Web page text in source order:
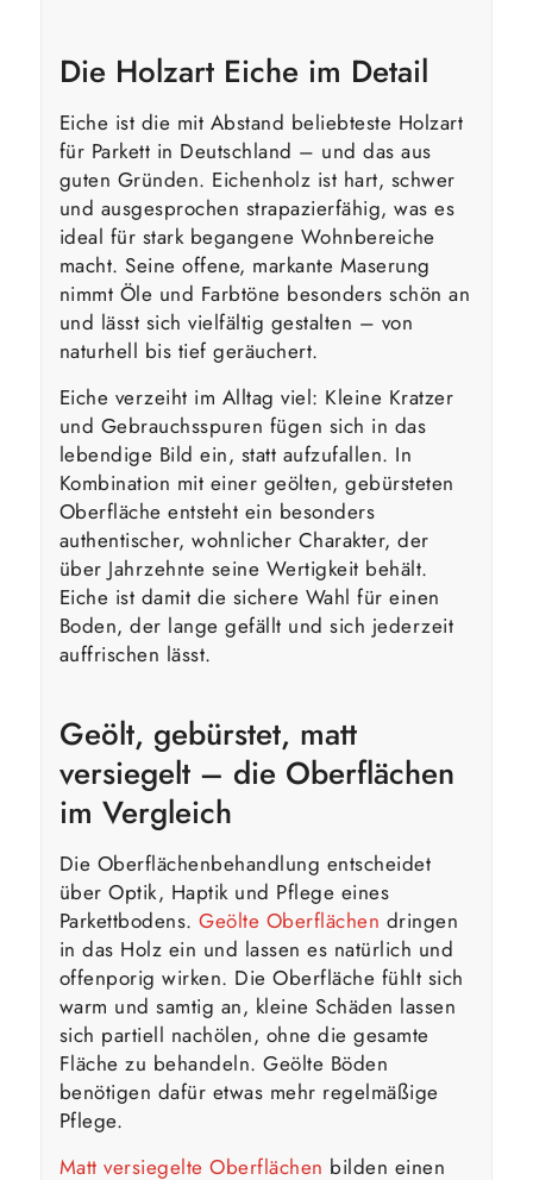
Die Holzart Eiche im Detail
Eiche ist die mit Abstand beliebteste Holzart
für Parkett in Deutschland – und das aus
guten Gründen. Eichenholz ist hart, schwer
und ausgesprochen strapazierfähig, was es
ideal für stark begangene Wohnbereiche
macht. Seine offene, markante Maserung
nimmt Öle und Farbtöne besonders schön an
und lässt sich vielfältig gestalten – von
naturhell bis tief geräuchert.
Eiche verzeiht im Alltag viel: Kleine Kratzer
und Gebrauchsspuren fügen sich in das
lebendige Bild ein, statt aufzufallen. In
Kombination mit einer geölten, gebürsteten
Oberfläche entsteht ein besonders
authentischer, wohnlicher Charakter, der
über Jahrzehnte seine Wertigkeit behält.
Eiche ist damit die sichere Wahl für einen
Boden, der lange gefällt und sich jederzeit
auffrischen lässt.
Geölt, gebürstet, matt
versiegelt – die Oberflächen
im Vergleich
Die Oberflächenbehandlung entscheidet
über Optik, Haptik und Pflege eines
Parkettbodens.Geölte Oberflächen dringen
in das Holz ein und lassen es natürlich und
offenporig wirken. Die Oberfläche fühlt sich
warm und samtig an, kleine Schäden lassen
sich partiell nachölen, ohne die gesamte
Fläche zu behandeln. Geölte Böden
benötigen dafür etwas mehr regelmäßige
Pflege.
Matt versiegelte Oberflächen bilden einen